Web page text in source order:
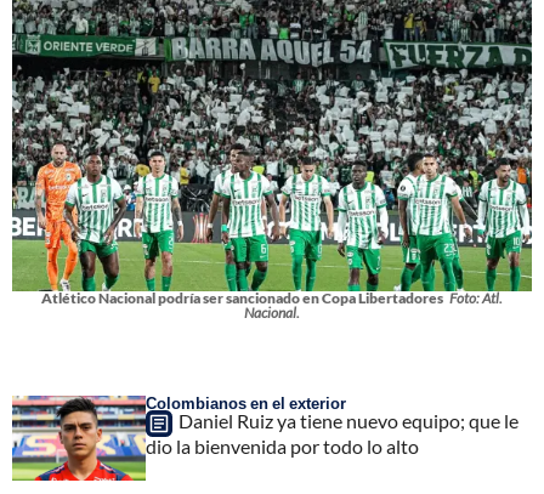
Atlético Nacional podría ser sancionado en Copa Libertadores Foto: Atl.
Nacional.
Colombianos en el exterior
Daniel Ruiz ya tiene nuevo equipo; que le
dio la bienvenida por todo lo alto